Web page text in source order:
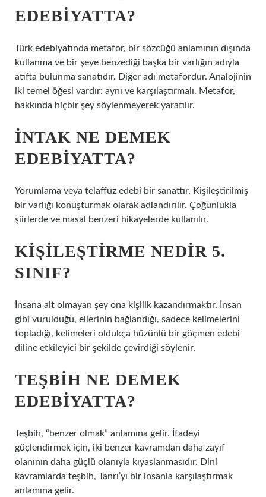
EDEBIYATTA?
Türk edebiyatında metafor, bir sözcüğü anlamının dışında
kullanma ve bir şeye benzediği başka bir varlığın adıyla
atıfta bulunma sanatıdır. Diğer adı metafordur. Analojinin
iki temel öğesi vardır: aynı ve karşılaştırmalı. Metafor,
hakkında hiçbir şey söylenmeyerek yaratılır.
İNTAK NE DEMEK
EDEBIYATTA?
Yorumlama veya telaffuz edebi bir sanattır. Kişileştirilmiş
bir varlığı konuşturmak olarak adlandırılır. Çoğunlukla
şiirlerde ve masal benzeri hikayelerde kullanılır.
KIŞILEŞTIRME NEDIR 5.
SINIF?
İnsana ait olmayan şey ona kişilik kazandırmaktır. İnsan
gibi vurulduğu, ellerinin bağlandığı, sadece kelimelerini
topladığı, kelimeleri oldukça hüzünlü bir göçmen edebi
diline etkileyici bir şekilde çevirdiği söylenir.
TEŞBIH NE DEMEK
EDEBIYATTA?
Teşbih, “benzer olmak” anlamına gelir. İfadeyi
güçlendirmek için, iki benzer kavramdan daha zayıf
olanının daha güçlü olanıyla kıyaslanmasıdır. Dini
kavramlarda teşbih, Tanrı’yı ​​bir insanla karşılaştırmak
anlamına gelir.